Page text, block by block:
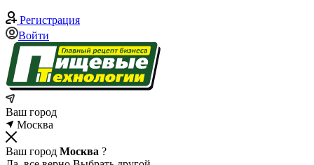
Регистрация
Войти
Ваш город
Москва
Ваш город Москва ?